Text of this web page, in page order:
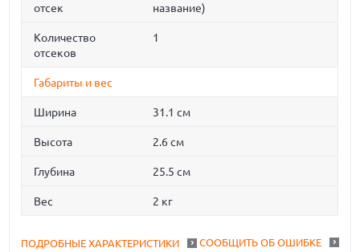
отсек
название)
Количество
отсеков
1
Габариты и вес
Ширина 31.1 см
Высота 2.6 см
Глубина 25.5 см
Вес 2 кг
СООБЩИТЬ ОБ ОШИБКЕ
ПОДРОБНЫЕ ХАРАКТЕРИСТИКИ